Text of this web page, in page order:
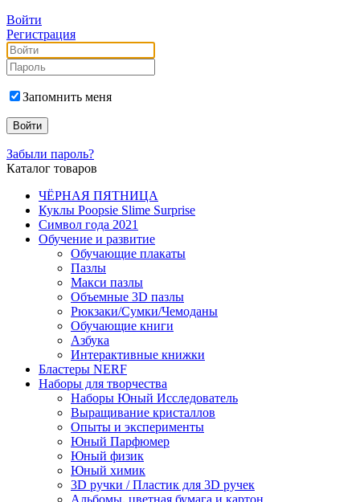
Войти
Регистрация
Запомнить меня
Забыли пароль?
Каталог товаров
ЧЁРНАЯ ПЯТНИЦА
Куклы Poopsie Slime Surprise
Символ года 2021
Обучение и развитие
Обучающие плакаты
Пазлы
Макси пазлы
Объемные 3D пазлы
Рюкзаки/Сумки/Чемоданы
Обучающие книги
Азбука
Интерактивные книжки
Бластеры NERF
Наборы для творчества
Наборы Юный Исследователь
Выращивание кристаллов
Опыты и эксперименты
Юный Парфюмер
Юный физик
Юный химик
3D ручки / Пластик для 3D ручек
Альбомы, цветная бумага и картон